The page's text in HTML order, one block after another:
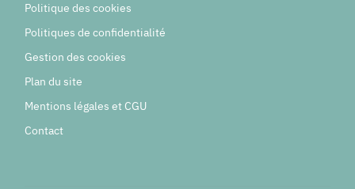
Politique des cookies
Politiques de confidentialité
Gestion des cookies
Plan du site
Mentions légales et CGU
Contact